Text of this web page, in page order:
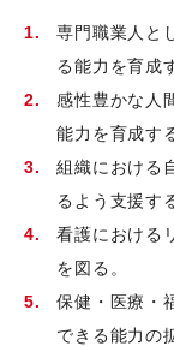
専門職業人と
る能力を育成
感性豊かな人
能力を育成す
組織における
るよう支援す
看護における
を図る。
保健・医療・
できる能力の